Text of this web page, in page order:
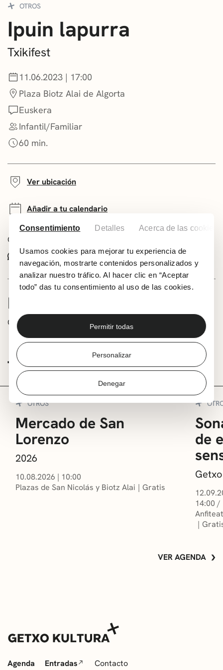
Consentimiento Detalles Acerca de las cookies
Usamos cookies para mejorar tu experiencia de
navegación, mostrarte contenidos personalizados y
analizar nuestro tráfico. Al hacer clic en “Aceptar
todo” das tu consentimiento al uso de las cookies.
Permitir todas
Personalizar
Denegar
NOTICIAS
GETXO KULTURA
ASOCIACIONES CULTURALES
OTROS
Ipuin lapurra
Txikifest
11.06.2023 | 17:00
Plaza Biotz Alai de Algorta
Euskera
Infantil/Familiar
60 min.
Ver ubicación
Añadir a tu calendario
Comparte este evento:
Whatsapp
Facebook X
INFORMACIÓN
Cuentacuentos de la mano de Toni La Sal, 4-12 años.
TE PUEDE INTERESAR
OTROS
Mercado de San
Lorenzo
2026
10.08.2026 | 10:00
Plazas de San Nicolás y Biotz Alai
Gratis
de
14:00 /
VER AGENDA
Agenda Entradas Contacto